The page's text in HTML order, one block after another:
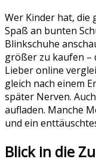
Wer Kinder hat,
Spaß an bunten
Blinkschuhe
größer zu kaufen –
Lieber online
gleich nach einem
später Nerven.
aufladen. Manche
und ein
Blick in die